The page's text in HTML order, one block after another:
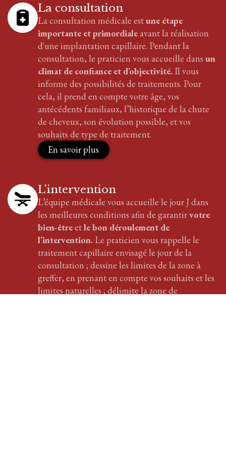
La consultation
La consultation médicale estune étape
importante et primordialeavant la réalisation
d'une implantation capillaire. Pendant la
consultation, le praticien vous accueille dans un
climat de confiance et d’objectivité. Il vous
informe des possibilités de traitements. Pour
cela, il prend en compte votre âge, vos
antécédents familiaux, l’historique de la chute
de cheveux, son évolution possible, et vos
souhaits de type de traitement.
En savoir plus
L'intervention
L’équipe médicale vous accueille le jour J dans
les meilleures conditions afin de garantirvotre
bien-êtreetle bon déroulement de
l’intervention. Le praticien vous rappelle le
traitementcapillaire envisagé le jour de la
consultation ; dessine les limites de la zone à
greffer, en prenant en compte vos souhaits et les
limites naturelles ; délimite la zone de